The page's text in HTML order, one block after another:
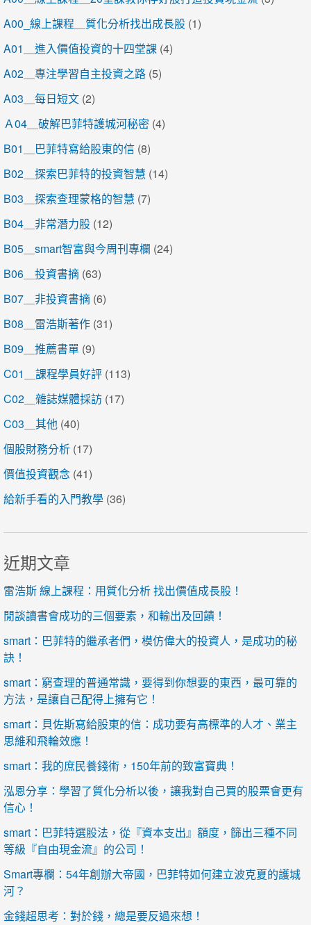
A00_線上課程＿質化分析找出成長股 (1)
A01＿進入價值投資的十四堂課 (4)
A02＿專注學習自主投資之路 (5)
A03＿每日短文 (2)
Ａ04＿破解巴菲特護城河秘密 (4)
B01＿巴菲特寫給股東的信 (8)
B02＿探索巴菲特的投資智慧 (14)
B03＿探索查理蒙格的智慧 (7)
B04＿非常潛力股 (12)
B05＿smart智富與今周刊專欄 (24)
B06＿投資書摘 (63)
B07＿非投資書摘 (6)
B08＿雷浩斯著作 (31)
B09＿推薦書單 (9)
C01＿課程學員好評 (113)
C02＿雜誌媒體採訪 (17)
C03＿其他 (40)
個股財務分析 (17)
價值投資觀念 (41)
給新手看的入門教學 (36)
近期文章
雷浩斯 線上課程：用質化分析 找出價值成長股！
閒談讀書會成功的三個要素，和輸出及回饋！
smart：巴菲特的繼承者們，模仿偉大的投資人，是成功的秘
訣！
smart：窮查理的普通常識，要得到你想要的東西，最可靠的
方法，是讓自己配得上擁有它！
smart：貝佐斯寫給股東的信：成功要有高標準的人才、業主
思維和飛輪效應！
smart：我的庶民養錢術，150年前的致富寶典！
泓恩分享：學習了質化分析以後，讓我對自己買的股票會更有
信心！
smart：巴菲特選股法，從『資本支出』額度，篩出三種不同
等級『自由現金流』的公司！
Smart專欄：54年創辦大帝國，巴菲特如何建立波克夏的護城
河？
金錢超思考：對於錢，總是要反過來想！